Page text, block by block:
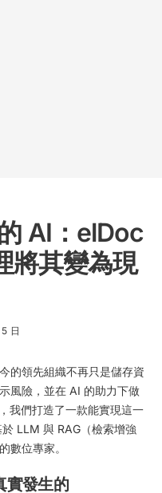
AI：elDoc
將其變為現
日
的領先組織不再只是儲存資
風險，並在 AI 的助力下做
我們打造了一款能實現這一
LLM 與 RAG（檢索增強
數位專家。
實發生的